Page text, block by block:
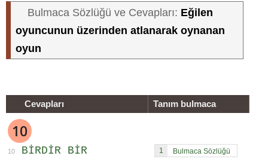
Bulmaca Sözlüğü ve Cevapları: Eğilen
oyuncunun üzerinden atlanarak oynanan
oyun
Cevapları Tanım bulmaca
10
10 BIRDIR BIR 1